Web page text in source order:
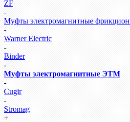
ZF
-
Муфты электромагнитные
-
Warner Electric
-
Binder
-
Муфты электромагнитные ЭТМ
-
Cugir
-
Stromag
+